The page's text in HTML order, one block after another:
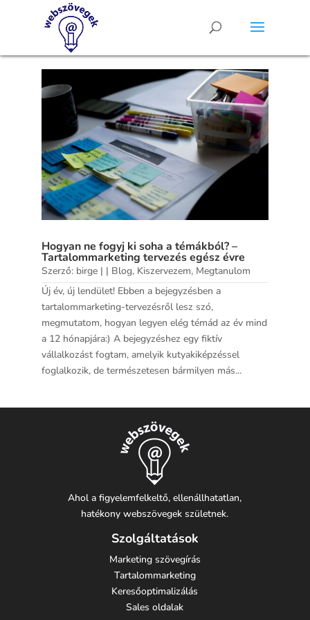
Hogyan ne fogyj ki soha a témákból? –
Tartalommarketing tervezés egész évre
Szerző: birge| | Blog, Kiszervezem, Megtanulom
Új év, új lendület! Ebben a bejegyzésben a
tartalommarketing-tervezésről lesz szó,
megmutatom, hogyan legyen elég témád az év mind
a 12 hónapjára:) A bejegyzéshez egy fiktív
vállalkozást fogtam, amelyik kutyakiképzéssel
foglalkozik, de természetesen bármilyen más...
Ahol a figyelemfelkeltő, ellenállhatatlan,
hatékony webszövegek születnek.
Szolgáltatások
Marketing szövegírás
Tartalommarketing
Keresőoptimalizálás
Sales oldalak